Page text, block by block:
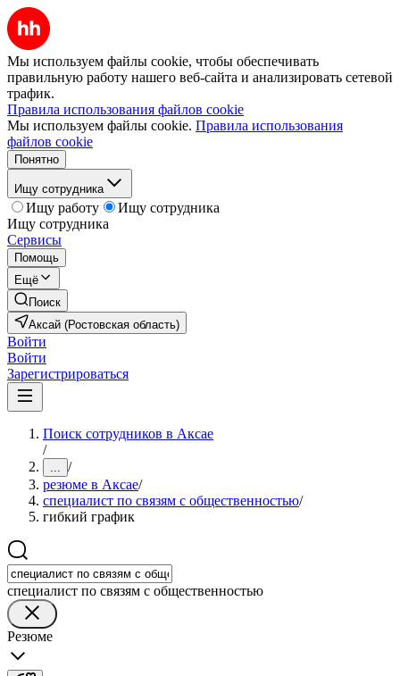
Мы используем файлы cookie, чтобы обеспечивать
правильную работу нашего веб-сайта и анализировать сетевой
трафик.
Правила использования файлов cookie
Мы используем файлы cookie. Правила использования
файлов cookie
Понятно
Ищу сотрудника
Ищу работу
Ищу сотрудника
Ищу сотрудника
Сервисы
Помощь
Ещё
Поиск
Аксай (Ростовская область)
Войти
Войти
Зарегистрироваться
Поиск сотрудников в Аксае
/
... /
резюме в Аксае/
специалист по связям с общественностью/
гибкий график
специалист по связям с общественностью
Резюме